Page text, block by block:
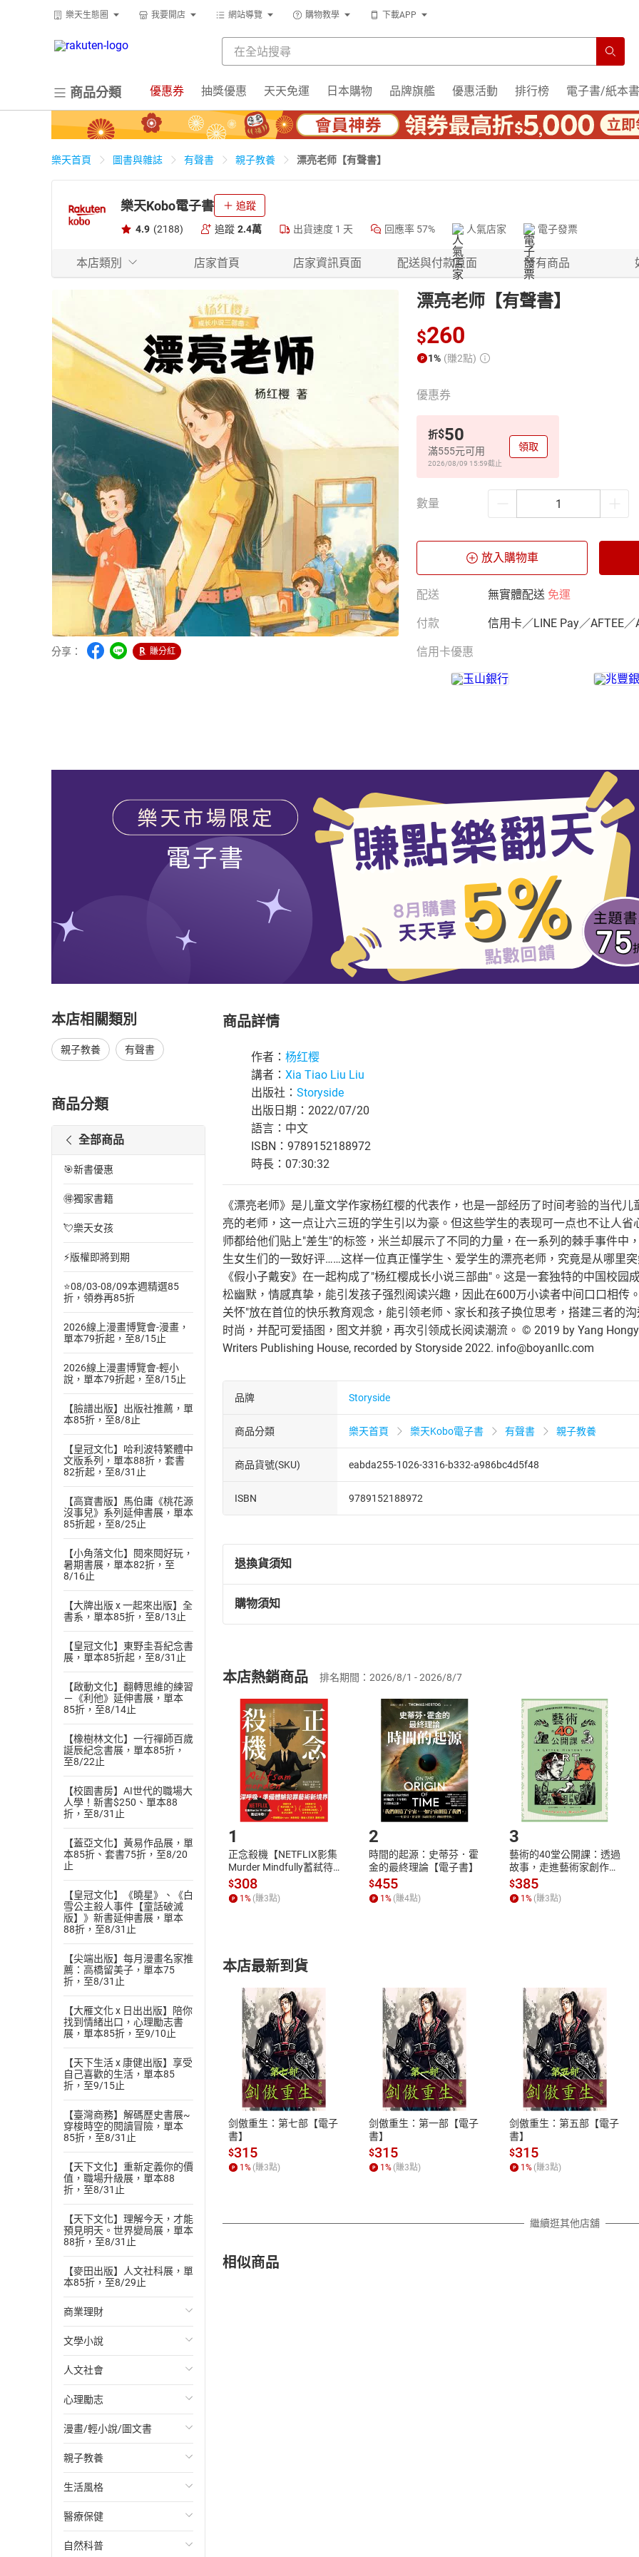
樂天生態圈 我要開店 網站導覽 購物教學 下載APP
商品分類 優惠券 抽獎優惠 天天免運 日本購物 品牌旗艦 優惠活動 排行榜 電子書/紙本書
樂天首頁 圖書與雜誌 有聲書 親子教養 漂亮老师【有聲書】
樂天Kobo電子書 追蹤
4.9 (2188) 追蹤 2.4萬 出貨速度 1 天 回應率 57% 人氣店家 電子發票
本店類別 店家首頁 店家資訊頁面 配送與付款頁面 所有商品
分享： 賺分紅
漂亮老师【有聲書】
$260
1% (賺2點)
優惠券
折$50
滿555元可用
2026/08/09 15:59截止
領取
數量
放入購物車
配送 無實體配送 免運
付款 信用卡／LINE Pay／AFTEE／
信用卡優惠
本店相關類別
親子教養 有聲書
商品分類
全部商品
🎯新書優惠
🉐獨家書籍
💘樂天女孩
⚡版權即將到期
⭐08/03-08/09本週精選85
折，領券再85折
2026線上漫畫博覽會-漫畫，
單本79折起，至8/15止
2026線上漫畫博覽會-輕小
說，單本79折起，至8/15止
【臉譜出版】出版社推薦，單
本85折，至8/8止
【皇冠文化】哈利波特繁體中
文版系列，單本88折，套書
82折起，至8/31止
【高寶書版】馬伯庸《桃花源
沒事兒》系列延伸書展，單本
85折起，至8/25止
【小角落文化】閱來閱好玩，
暑期書展，單本82折，至
8/16止
【大牌出版 x 一起來出版】全
書系，單本85折，至8/13止
【皇冠文化】東野圭吾紀念書
展，單本85折起，至8/31止
【啟動文化】翻轉思維的練習
－《利他》延伸書展，單本
85折，至8/14止
【橡樹林文化】一行禪師百歲
誕辰紀念書展，單本85折，
至8/22止
【校園書房】AI世代的職場大
人學！新書$250、單本88
折，至8/31止
【蓋亞文化】黃易作品展，單
本85折、套書75折，至8/20
止
【皇冠文化】《曉星》、《白
雪公主殺人事件【童話破滅
版】》新書延伸書展，單本
88折，至8/31止
【尖端出版】每月漫畫名家推
薦：高橋留美子，單本75
折，至8/31止
【大雁文化 x 日出出版】陪你
找到情緒出口，心理勵志書
展，單本85折，至9/10止
【天下生活 x 康健出版】享受
自己喜歡的生活，單本85
折，至9/15止
【臺灣商務】解碼歷史書展~
穿梭時空的閱讀冒險，單本
85折，至8/31止
【天下文化】重新定義你的價
值，職場升級展，單本88
折，至8/31止
【天下文化】理解今天，才能
預見明天。世界變局展，單本
88折，至8/31止
【麥田出版】人文社科展，單
本85折，至8/29止
商業理財
投資理財
經濟/趨勢
財務/金融
管理/領導
職場工作術
成功法
行銷/廣告
傳記
文學小說
歐美文學
日本文學
韓國文學
華文文學
經典文學
成長/家庭生活小說
懸疑/推理小說
人文社會
國際關係
政治
社會科學
台灣/中國歷史
日/韓歷史
其他歷史/史學
心理勵志
心靈成長/情緒
人際關係
兩性關係
心理學
漫畫/輕小說/圖文書
輕小說
奇幻/科幻
愛情故事
職場/社會寫實
親子教養
教育現場
兒童文學/故事
兒童科普/學習
生活風格
飲食/食譜
健身/美顏
醫療保健
健康/養生
自然科普
商品詳情
作者： 杨红樱
講者： Xia Tiao Liu Liu
出版社： Storyside
出版日期：2022/07/20
語言：中文
ISBN：9789152188972
時長：07:30:32
《漂亮老师》是儿童文学作家杨红樱的代表作，也是一部经历了时间考验的当代
亮的老师，这一点让六三班的学生引以为豪。但这些学生的表现可一点也不让人
师都给他们贴上"差生"的标签，米兰却展示了不同的力量，在一系列的棘手事件中
生女生们的一致好评……这样一位真正懂学生、爱学生的漂亮老师，究竟是从哪里
《假小子戴安》在一起构成了"杨红樱成长小说三部曲"。这是一套独特的中国校
松幽默，情感真挚，能引发孩子强烈阅读兴趣，因此在600万小读者中间口口相传
关怀"放在首位的快乐教育观念，能引领老师、家长和孩子换位思考，搭建三者的
时尚，并配可爱插图，图文并貌，再次引领成长阅读潮流。 © 2019 by Yang
Writers Publishing House, recorded by Storyside 2022. info@boyanllc.com
品牌 Storyside
商品分類 樂天首頁 樂天Kobo電子書 有聲書 親子教養
商品貨號(SKU) eabda255-1026-3316-b332-a986bc4d5f48
ISBN 9789152188972
退換貨須知
退換貨規定：
(一)依消費者保護法第19條第1項後段暨通訊交易解除權合理例外情事適用
(二)消費者訂購本店鋪之商品即代表知悉本店鋪所銷售之商品為電子書，
且已下載/存取電子書，不得請求退貨退款。
退貨方式：您欲取消訂單或辦理退貨時，請登入樂天市場，並於「我的訂單
貨」，本店鋪將依您的申請進行審核，待審核通過後將為您辦理退款事宜。
請注意，樂天市場須以整筆訂單為單位進行取消/退貨，恕無法以單支商品取
購物須知
挑選商品
Choose
放入購物車
Shopping cart
登入帳號
Login
購書後，如何開始使用？
Step1.選擇閱讀載具 Step2.登入
付款方式
ATM轉帳、信用卡、LINE PAY、AFTEE
退換貨規範
本店是否提供消費者保護法七日猶
之權利，遽消費者保護法及通訊交
除權合理例外情事適用準則，依商
質各有不同規定。詳細退換貨說明
照各商品說明。
本店熱銷商品 排名期間：2026/8/1 - 2026/8/7
1
正念殺機【NETFLIX影集
Murder Mindfully蓄弒待
發】【電子書】
$308
1 % (賺3點)
2
時間的起源：史蒂芬．霍
金的最終理論【電子書】
$455
1 % (賺4點)
3
藝術的40堂公開課：透過
故事，走進藝術家創作現
場，看藝術如何誕生、如
何形塑人類生活【電子
書】
$385
1 % (賺3點)
本店最新到貨
剑傲重生：第七部【電子
書】
$315
1 % (賺3點)
剑傲重生：第一部【電子
書】
$315
1 % (賺3點)
剑傲重生：第五部【電子
書】
$315
1 % (賺3點)
繼續逛其他店舖
相似商品